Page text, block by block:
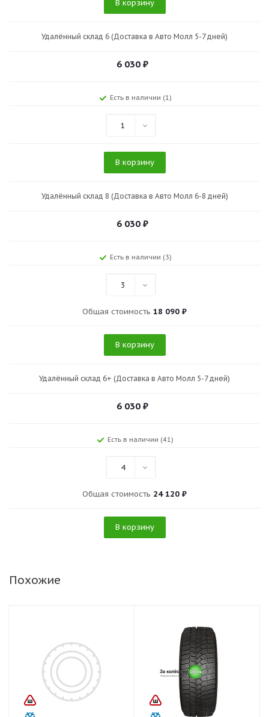
В корзину
Удалённый склад 6 (Доставка в Авто Молл 5-7 дней)
6 030 ₽
Есть в наличии (1)
1
В корзину
Удалённый склад 8 (Доставка в Авто Молл 6-8 дней)
6 030 ₽
Есть в наличии (3)
3
Общая стоимость 18 090 ₽
В корзину
Удалённый склад 6+ (Доставка в Авто Молл 5-7 дней)
6 030 ₽
Есть в наличии (41)
4
Общая стоимость 24 120 ₽
В корзину
Похожие